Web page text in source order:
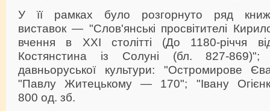
У її рамках було розгорнуто ряд
виставок — "Слов'янські просвітителі
вчення в XXI столітті (До 1180-річчя
Костянстина із Солуні (бл. 827-869)";
давньоруської культури: "Остромирове
"Павлу Житецькому — 170"; "Івану
800 од. зб.